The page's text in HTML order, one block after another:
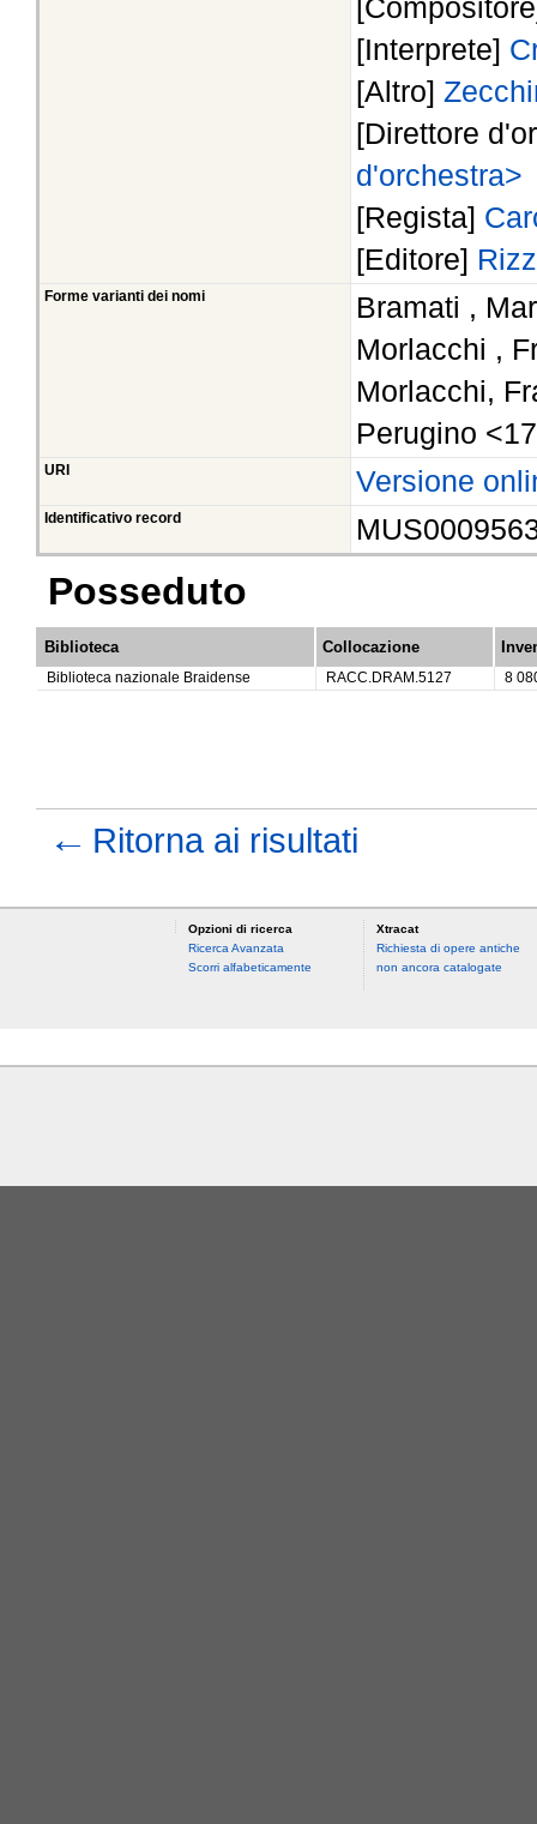
[Interprete]
[Altro]
[Direttore
d'orchestra>
[Regista]
[Editore]
Forme varianti dei nomi
Bramati ,
Morlacchi ,
Morlacchi,
Perugino
URI Versione
Identificativo record
Posseduto
Biblioteca Collocazione
Biblioteca nazionale Braidense RACC.DRAM.5127 8
← Ritorna ai risultati
Opzioni di ricerca
Ricerca Avanzata
Scorri alfabeticamente
Xtracat
Richiesta di opere antiche
non ancora catalogate